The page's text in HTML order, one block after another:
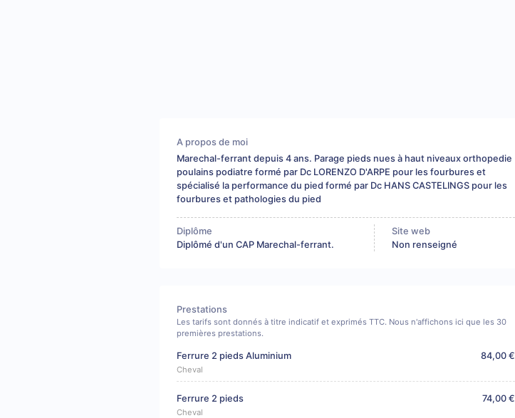
A propos de moi
Marechal-ferrant depuis 4 ans. Parage pieds nues à haut niveaux orthopedie
poulains podiatre formé par Dc LORENZO D'ARPE pour les fourbures et
spécialisé la performance du pied formé par Dc HANS CASTELINGS pour les
fourbures et pathologies du pied
Diplôme
Diplômé d'un CAP Marechal-ferrant.
Site web
Non renseigné
Prestations
Les tarifs sont donnés à titre indicatif et exprimés TTC. Nous n'affichons ici que les 30
premières prestations.
Ferrure 2 pieds Aluminium
Cheval
84,00 €
Ferrure 2 pieds
Cheval
74,00 €